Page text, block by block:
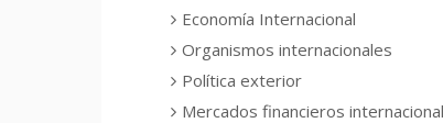
Economía Internacional
Organismos internacionales
Política exterior
Mercados financieros